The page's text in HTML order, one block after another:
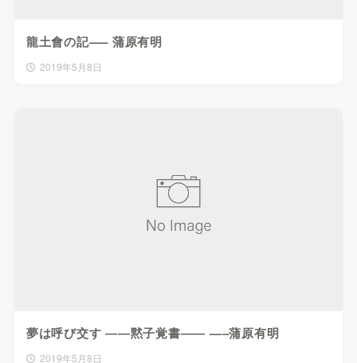
龍土會の記—– 蒲原有明
2019年5月8日
夢は呼び交す ――黙子覚書―― —–蒲原有明
2019年5月8日